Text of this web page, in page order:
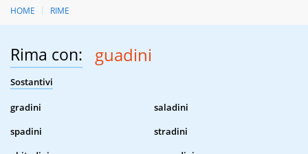
HOME RIME
Rima con: guadini
Sostantivi
gradini
saladini
spadini
stradini